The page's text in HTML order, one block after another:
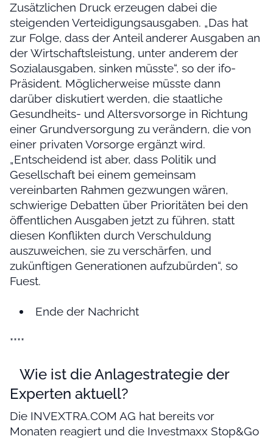
Zusätzlichen Druck erzeugen dabei die
steigenden Verteidigungsausgaben. „Das hat
zur Folge, dass der Anteil anderer Ausgaben an
der Wirtschaftsleistung, unter anderem der
Sozialausgaben, sinken müsste“, so der ifo-
Präsident. Möglicherweise müsste dann
darüber diskutiert werden, die staatliche
Gesundheits- und Altersvorsorge in Richtung
einer Grundversorgung zu verändern, die von
einer privaten Vorsorge ergänzt wird.
„Entscheidend ist aber, dass Politik und
Gesellschaft bei einem gemeinsam
vereinbarten Rahmen gezwungen wären,
schwierige Debatten über Prioritäten bei den
öffentlichen Ausgaben jetzt zu führen, statt
diesen Konflikten durch Verschuldung
auszuweichen, sie zu verschärfen, und
zukünftigen Generationen aufzubürden“, so
Fuest.
Ende der Nachricht
****
Wie ist die Anlagestrategie der
Experten aktuell?
Die INVEXTRA.COM AG hat bereits vor
Monaten reagiert und die Investmaxx Stop&Go